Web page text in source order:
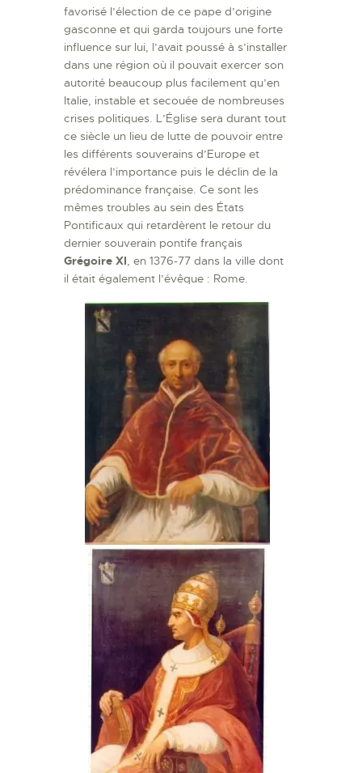
favorisé l’élection de ce pape d’origine
gasconne et qui garda toujours une forte
influence sur lui, l’avait poussé à s’installer
dans une région où il pouvait exercer son
autorité beaucoup plus facilement qu’en
Italie, instable et secouée de nombreuses
crises politiques. L’Église sera durant tout
ce siècle un lieu de lutte de pouvoir entre
les différents souverains d’Europe et
révélera l’importance puis le déclin de la
prédominance française. Ce sont les
mêmes troubles au sein des États
Pontificaux qui retardèrent le retour du
dernier souverain pontife français
Grégoire XI, en 1376-77 dans la ville dont
il était également l’évêque : Rome.